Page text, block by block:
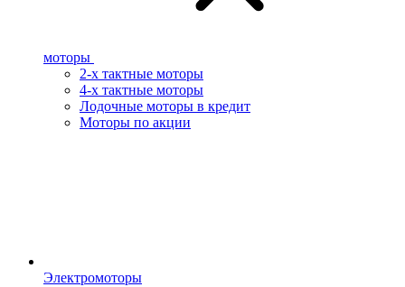
моторы
2-х тактные моторы
4-х тактные моторы
Лодочные моторы в кредит
Моторы по акции
Электромоторы